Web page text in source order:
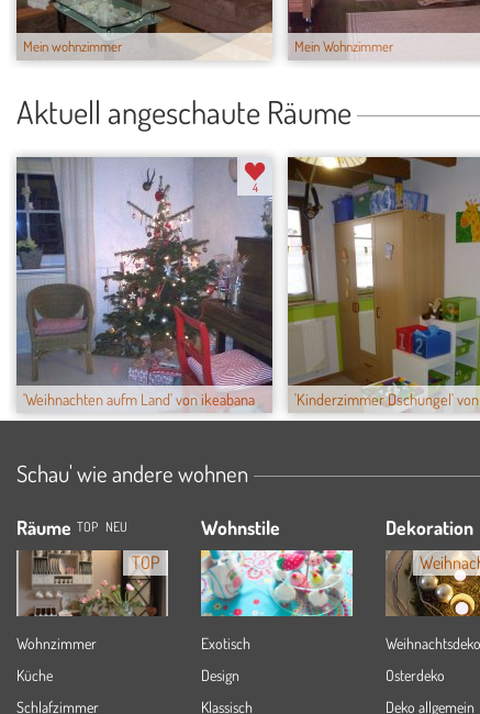
Mein wohnzimmer Mein Wohnzimmer
Aktuell angeschaute Räume
'Weihnachten aufm Land' von ikeabana
4
'Kinderzimmer Dschungel'
Schau' wie andere wohnen
Räume TOP NEU
TOP
Wohnzimmer
Küche
Schlafzimmer
Wohnstile
Exotisch
Design
Klassisch
Dekoration
Weihnachtsdeko
Osterdeko
Deko allgemein